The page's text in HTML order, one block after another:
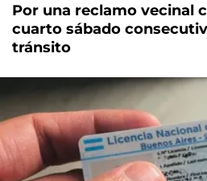
Por una reclamo vecinal
cuarto sábado
tránsito